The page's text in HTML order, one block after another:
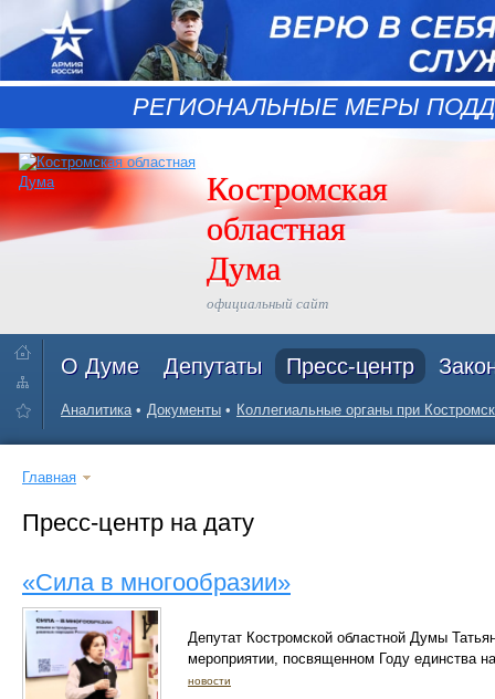
РЕГИОНАЛЬНЫЕ МЕРЫ
Костромская
областная
Дума
официальный сайт
О Думе Депутаты Пресс-центр
Аналитика Документы Коллегиальные органы при
Главная
Пресс-центр на дату
«Сила в многообразии»
Депутат Костромской областной Думы
мероприятии, посвященном Году единства
новости